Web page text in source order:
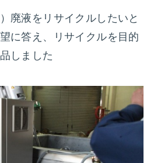
廃液をリサイクルしたいと
に答え、リサイクルを目的
しました